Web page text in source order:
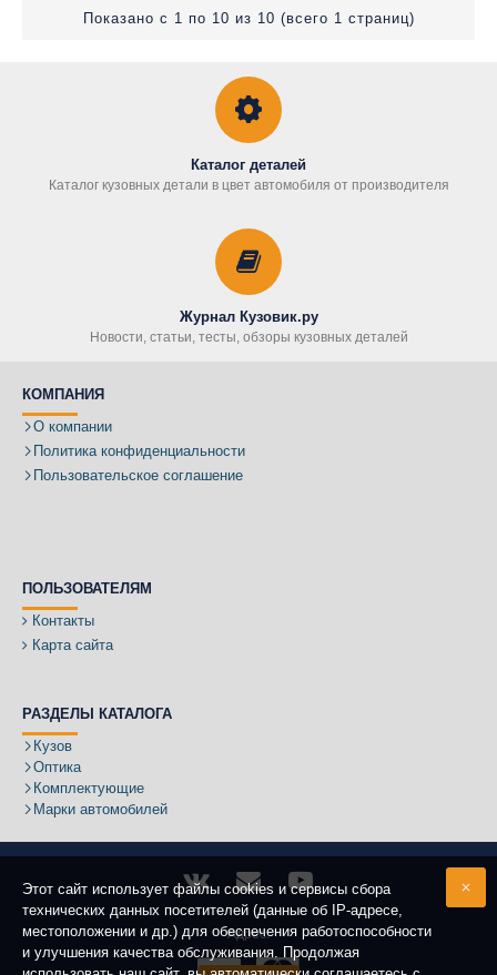
Показано с 1 по 10 из 10 (всего 1 страниц)
Каталог деталей
Каталог кузовных детали в цвет автомобиля от производителя
Журнал Кузовик.ру
Новости, статьи, тесты, обзоры кузовных деталей
КОМПАНИЯ
О компании
Политика конфиденциальности
Пользовательское соглашение
ПОЛЬЗОВАТЕЛЯМ
Контакты
Карта сайта
РАЗДЕЛЫ КАТАЛОГА
Кузов
Оптика
Комплектующие
Марки автомобилей
Адрес:
Этот сайт использует файлы cookies и сервисы сбора
технических данных посетителей (данные об IP-адресе,
местоположении и др.) для обеспечения работоспособности
и улучшения качества обслуживания. Продолжая